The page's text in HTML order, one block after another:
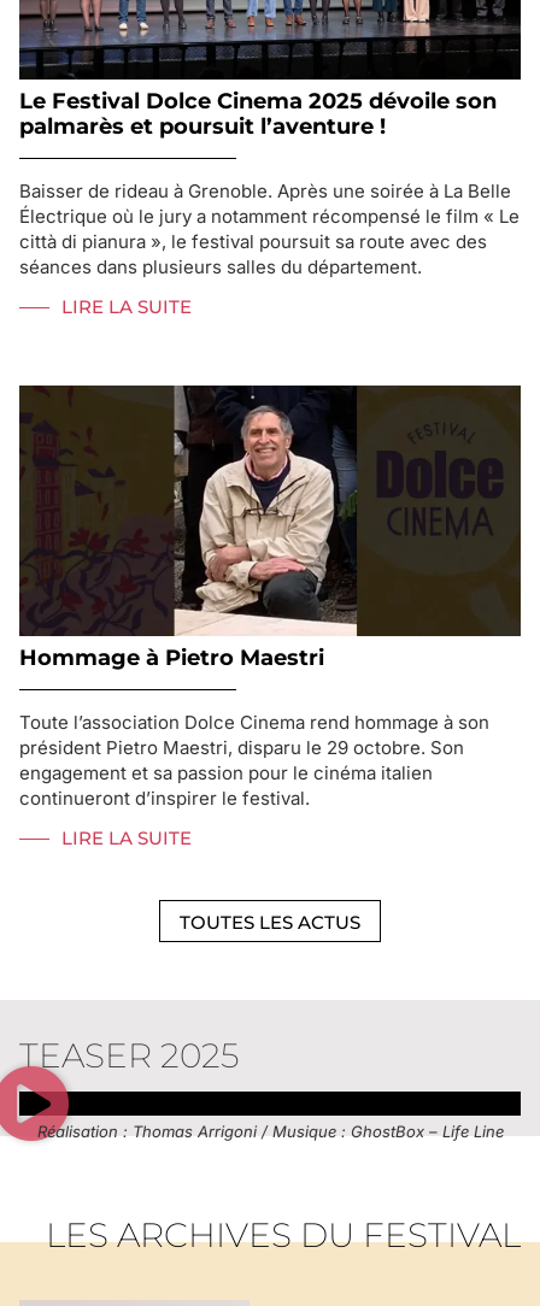
Le Festival Dolce Cinema 2025 dévoile son
palmarès et poursuit l’aventure !
Baisser de rideau à Grenoble. Après une soirée à La Belle
Électrique où le jury a notamment récompensé le film « Le
città di pianura », le festival poursuit sa route avec des
séances dans plusieurs salles du département.
LIRE LA SUITE
Hommage à Pietro Maestri
Toute l’association Dolce Cinema rend hommage à son
président Pietro Maestri, disparu le 29 octobre. Son
engagement et sa passion pour le cinéma italien
continueront d’inspirer le festival.
LIRE LA SUITE
TOUTES LES ACTUS
TEASER 2025
Réalisation : Thomas Arrigoni / Musique : GhostBox – Life Line
LES ARCHIVES DU FESTIVAL